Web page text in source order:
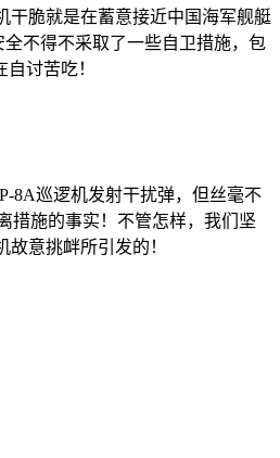
干脆就是在蓄意接近中国海军舰艇
不得不采取了一些自卫措施，包
讨苦吃！
8A巡逻机发射干扰弹，但丝毫不
措施的事实！不管怎样，我们坚
意挑衅所引发的！